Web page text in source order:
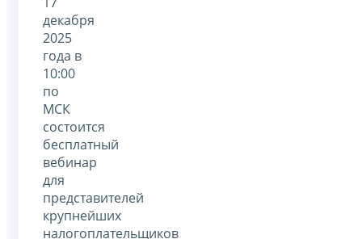
декабря
2025
года в
10:00
по
МСК
состоится
бесплатный
вебинар
для
представителей
крупнейших
налогоплательщиков